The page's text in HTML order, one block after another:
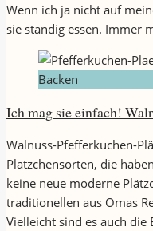
Wenn ich ja nicht auf
sie ständig essen. Immer
Backen
Ich mag sie einfach!
Walnuss-Pfefferkuchen-
Plätzchensorten, die
keine neue moderne
traditionellen aus Omas
Vielleicht sind es auch die